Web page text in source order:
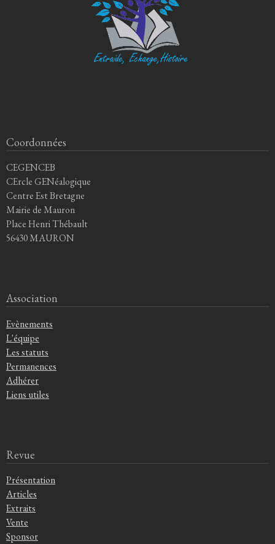
Coordonnées
CEGENCEB
CErcle GENéalogique
Centre Est Bretagne
Mairie de Mauron
Place Henri Thébault
56430 MAURON
Association
Evènements
L'équipe
Les statuts
Permanences
Adhérer
Liens utiles
Revue
Présentation
Articles
Extraits
Vente
Sponsor